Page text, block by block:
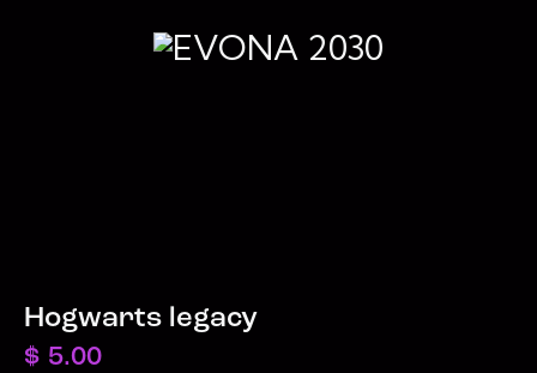
Hogwarts legacy
$ 5.00